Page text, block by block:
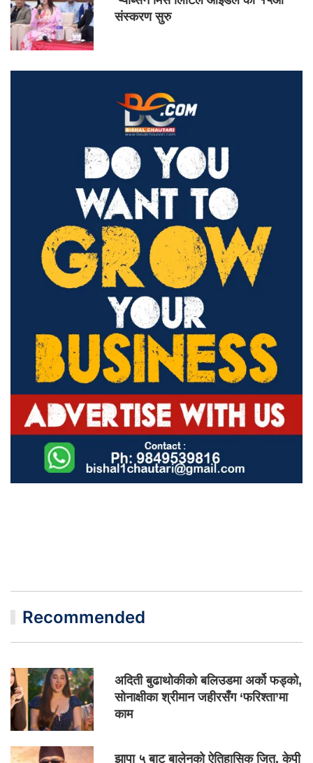
संस्करण सुरु
Recommended
अदिती बुढाथोकीको बलिउडमा अर्को फड्को,
सोनाक्षीका श्रीमान जहीरसँग ‘फरिश्ता’मा
काम
झापा ५ बाट बालेनको ऐतिहासिक जित, केपी